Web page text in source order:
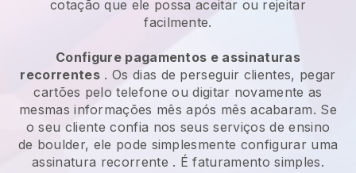
cotação que ele possa aceitar ou rejeitar
facilmente.
Configure pagamentos e assinaturas
recorrentes . Os dias de perseguir clientes, pegar
cartões pelo telefone ou digitar novamente as
mesmas informações mês após mês acabaram. Se
o seu cliente confia nos seus serviços de ensino
de boulder, ele pode simplesmente configurar uma
assinatura recorrente . É faturamento simples.